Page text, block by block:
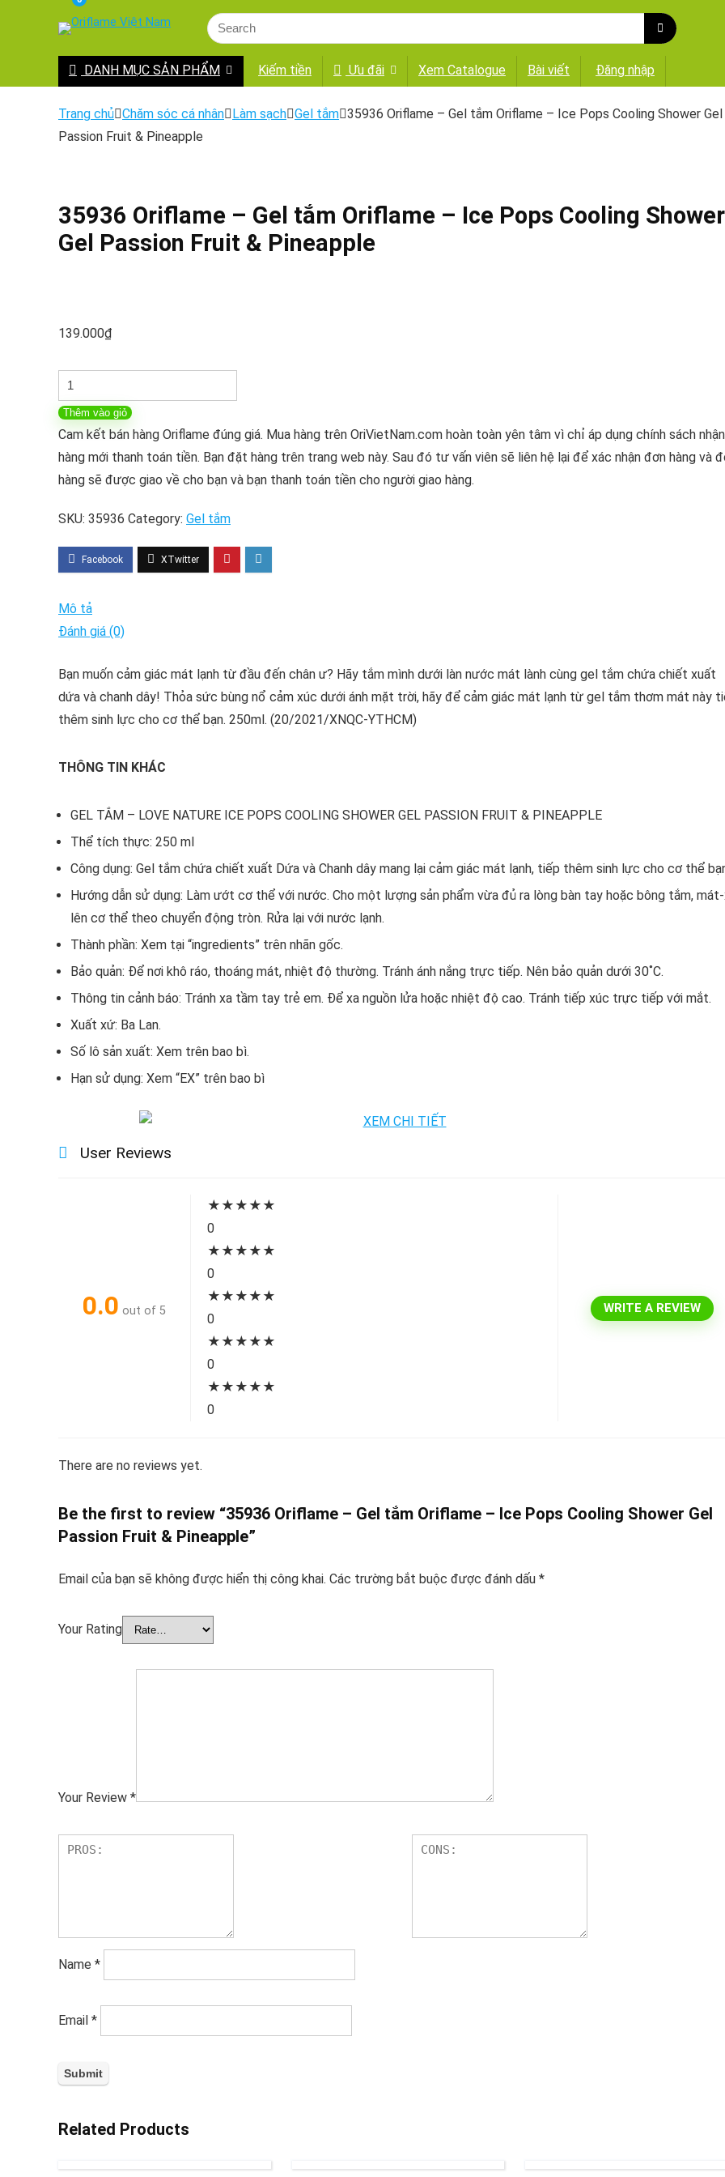
DANH MỤC SẢN PHẨM Kiếm tiền Ưu đãi Xem Catalogue Bài viết Đăng nhập
Trang chủ Chăm sóc cá nhân Làm sạch Gel tắm 35936 Oriflame – Gel tắm Oriflame – Ice Pops Cooling Shower Gel
Passion Fruit & Pineapple
35936 Oriflame – Gel tắm Oriflame – Ice Pops Cooling Shower
Gel Passion Fruit & Pineapple
139.000₫
35936
Oriflame
-
Gel
tắm
-
Pops
Shower
Gel
Fruit
&
Pineapple
lượng
Thêm vào giỏ
Cam kết bán hàng Oriflame đúng giá. Mua hàng trên OriVietNam.com hoàn toàn yên tâm vì chỉ áp dụng chính sách nhận
hàng mới thanh toán tiền. Bạn đặt hàng trên trang web này. Sau đó tư vấn viên sẽ liên hệ lại để xác nhận đơn hàng và
hàng sẽ được giao về cho bạn và bạn thanh toán tiền cho người giao hàng.
SKU: 35936 Category: Gel tắm
Mô tả
Đánh giá (0)
Bạn muốn cảm giác mát lạnh từ đầu đến chân ư? Hãy tắm mình dưới làn nước mát lành cùng gel tắm chứa chiết xuất
dứa và chanh dây! Thỏa sức bùng nổ cảm xúc dưới ánh mặt trời, hãy để cảm giác mát lạnh từ gel tắm thơm mát này
thêm sinh lực cho cơ thể bạn. 250ml. (20/2021/XNQC-YTHCM)
THÔNG TIN KHÁC
GEL TẮM – LOVE NATURE ICE POPS COOLING SHOWER GEL PASSION FRUIT & PINEAPPLE
Thể tích thực: 250 ml
Công dụng: Gel tắm chứa chiết xuất Dứa và Chanh dây mang lại cảm giác mát lạnh, tiếp thêm sinh lực cho cơ thể
Hướng dẫn sử dụng: Làm ướt cơ thể với nước. Cho một lượng sản phẩm vừa đủ ra lòng bàn tay hoặc bông tắm,
lên cơ thể theo chuyển động tròn. Rửa lại với nước lạnh.
Thành phần: Xem tại “ingredients” trên nhãn gốc.
Bảo quản: Để nơi khô ráo, thoáng mát, nhiệt độ thường. Tránh ánh nắng trực tiếp. Nên bảo quản dưới 30˚C.
Thông tin cảnh báo: Tránh xa tầm tay trẻ em. Để xa nguồn lửa hoặc nhiệt độ cao. Tránh tiếp xúc trực tiếp với mắt.
Xuất xứ: Ba Lan.
Số lô sản xuất: Xem trên bao bì.
Hạn sử dụng: Xem “EX” trên bao bì
User Reviews
0.0 out of 5
★ ★ ★ ★ ★
0
★ ★ ★ ★ ★
0
★ ★ ★ ★ ★
0
★ ★ ★ ★ ★
0
★ ★ ★ ★ ★
0
WRITE A REVIEW
There are no reviews yet.
Be the first to review “35936 Oriflame – Gel tắm Oriflame – Ice Pops Cooling Shower Gel
Passion Fruit & Pineapple”
Email của bạn sẽ không được hiển thị công khai. Các trường bắt buộc được đánh dấu *
Your Rating
Your Review *
Name *
Email *
Related Products